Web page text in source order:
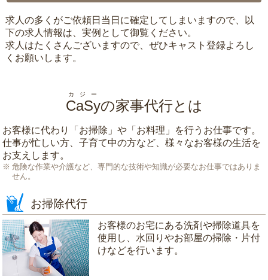
求人の多くがご依頼日当日に確定してしまいますので、以
下の求人情報は、実例として御覧ください。
求人はたくさんございますので、ぜひキャスト登録よろし
くお願いします。
CaSy
カジー
の家事代行とは
お客様に代わり「 お掃除 」や「 お料理 」を行うお仕事です。
仕事が忙しい方、子育て中の方など、様々なお客様の生活を
お支えします。
危険な作業や介護など、専門的な技術や知識が必要なお仕事ではありま
せん。
お掃除代行
お客様のお宅にある洗剤や掃除道具を
使用し、水回りやお部屋の掃除・片付
けなどを行います。